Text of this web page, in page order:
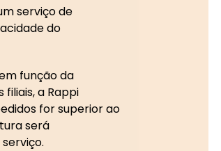
serviço de
do
função da
a Rappi
for superior ao
será